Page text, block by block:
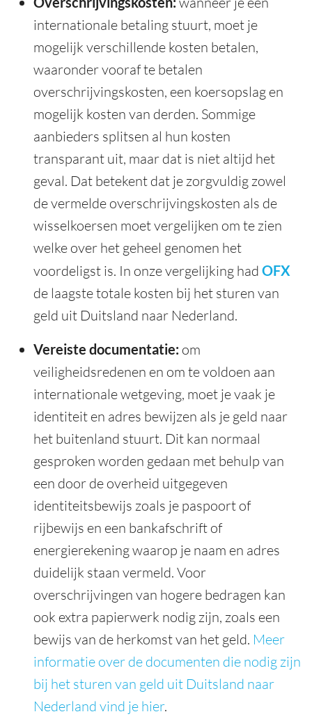
internationale betaling stuurt, moet je
mogelijk verschillende kosten betalen,
waaronder vooraf te betalen
overschrijvingskosten, een koersopslag en
mogelijk kosten van derden. Sommige
aanbieders splitsen al hun kosten
transparant uit, maar dat is niet altijd het
geval. Dat betekent dat je zorgvuldig zowel
de vermelde overschrijvingskosten als de
wisselkoersen moet vergelijken om te zien
welke over het geheel genomen het
voordeligst is. In onze vergelijking had OFX
de laagste totale kosten bij het sturen van
geld uit Duitsland naar Nederland.
Vereiste documentatie: om
veiligheidsredenen en om te voldoen aan
internationale wetgeving, moet je vaak je
identiteit en adres bewijzen als je geld naar
het buitenland stuurt. Dit kan normaal
gesproken worden gedaan met behulp van
een door de overheid uitgegeven
identiteitsbewijs zoals je paspoort of
rijbewijs en een bankafschrift of
energierekening waarop je naam en adres
duidelijk staan vermeld. Voor
overschrijvingen van hogere bedragen kan
ook extra papierwerk nodig zijn, zoals een
bewijs van de herkomst van het geld. Meer
informatie over de documenten die nodig zijn
bij het sturen van geld uit Duitsland naar
Nederland vind je hier.